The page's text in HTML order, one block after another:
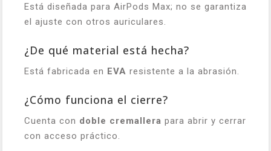
Está diseñada para AirPods Max; no se garantiza
el ajuste con otros auriculares.
¿De qué material está hecha?
Está fabricada en EVA resistente a la abrasión.
¿Cómo funciona el cierre?
Cuenta con doble cremallera para abrir y cerrar
con acceso práctico.